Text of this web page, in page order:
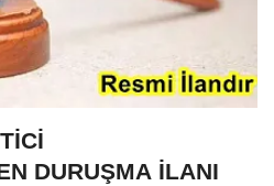
DURUŞMA İLANI